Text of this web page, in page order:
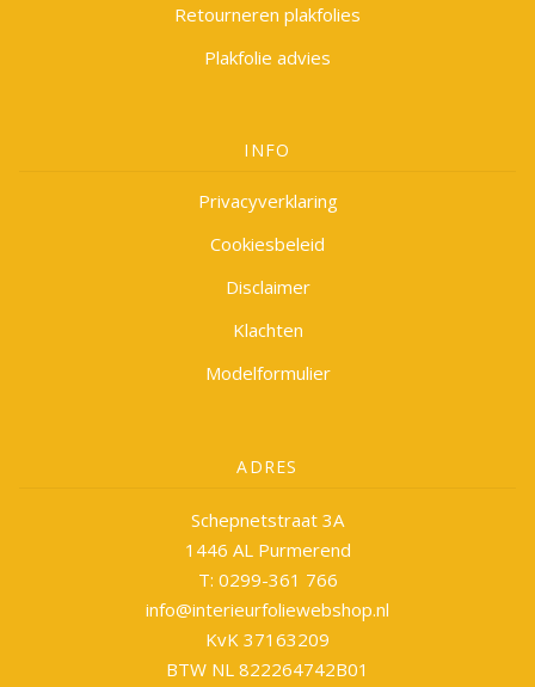
Retourneren plakfolies
Plakfolie advies
INFO
Privacyverklaring
Cookiesbeleid
Disclaimer
Klachten
Modelformulier
ADRES
Schepnetstraat 3A
1446 AL Purmerend
T: 0299-361 766
info@interieurfoliewebshop.nl
KvK 37163209
BTW NL 822264742B01